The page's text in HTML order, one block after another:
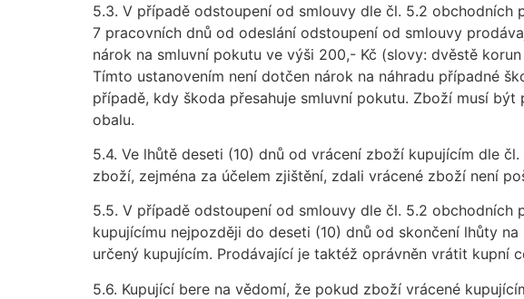
5.3. V případě odstoupení od smlouvy dle čl. 5.2
7 pracovních dnů od odeslání odstoupení od smlouvy
nárok na smluvní pokutu ve výši 200,- Kč (slovy: dvěstě
Tímto ustanovením není dotčen nárok na náhradu případné
případě, kdy škoda přesahuje smluvní pokutu. Zboží musí
obalu.
5.4. Ve lhůtě deseti (10) dnů od vrácení zboží kupujícím dle
zboží, zejména za účelem zjištění, zdali vrácené zboží není
5.5. V případě odstoupení od smlouvy dle čl. 5.2
kupujícímu nejpozději do deseti (10) dnů od skončení lhůty
určený kupujícím. Prodávající je taktéž oprávněn vrátit kupní
5.6. Kupující bere na vědomí, že pokud zboží vrácené